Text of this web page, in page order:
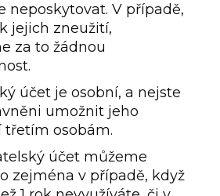
neposkytovat. V případě,
jejich zneužití,
za to žádnou
účet je osobní, a nejste
umožnit jeho
třetím osobám.
účet můžeme
zejména v případě, když